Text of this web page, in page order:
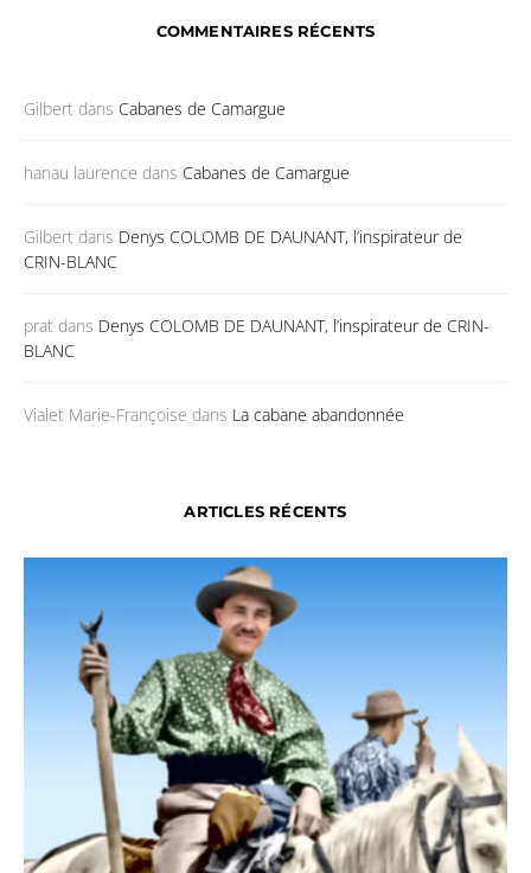
COMMENTAIRES RÉCENTS
Gilbert dans Cabanes de Camargue
hanau laurence dans Cabanes de Camargue
Gilbert dans Denys COLOMB DE DAUNANT, l’inspirateur de
CRIN-BLANC
prat dans Denys COLOMB DE DAUNANT, l’inspirateur de CRIN-
BLANC
Vialet Marie-Françoise dans La cabane abandonnée
ARTICLES RÉCENTS